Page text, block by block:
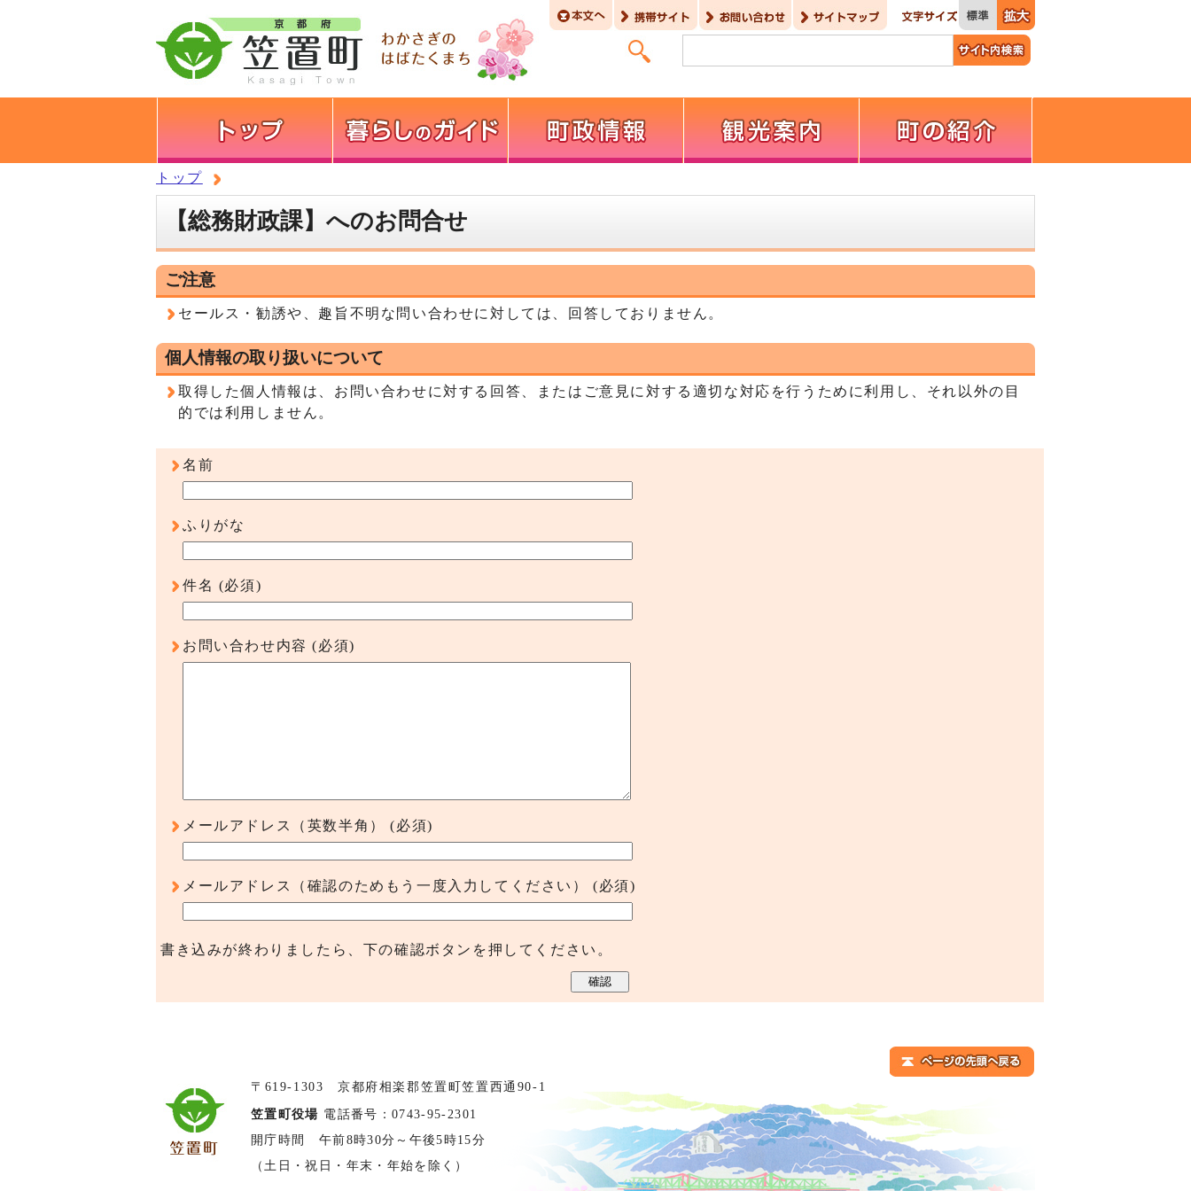
トップ
【総務財政課】へのお問合せ
ご注意
セールス・勧誘や、趣旨不明な問い合わせに対しては、回答しておりません。
個人情報の取り扱いについて
取得した個人情報は、お問い合わせに対する回答、またはご意見に対する適切な対応を行うために利用し、それ以外の目
的では利用しません。
名前
ふりがな
件名 (必須)
お問い合わせ内容 (必須)
メールアドレス（英数半角） (必須)
メールアドレス（確認のためもう一度入力してください） (必須)
書き込みが終わりましたら、下の確認ボタンを押してください。
〒619-1303 京都府相楽郡笠置町笠置西通90-1
笠置町役場 電話番号：0743-95-2301
開庁時間 午前8時30分～午後5時15分
（土日・祝日・年末・年始を除く）